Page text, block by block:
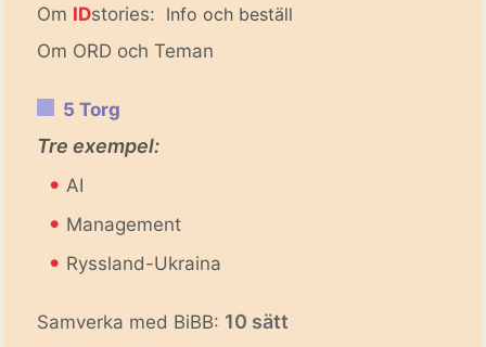
Om IDstories: Info och beställ
Om ORD och Teman
5 Torg
Tre exempel:
• AI
• Management
• Ryssland-Ukraina
Samverka med BiBB: 10 sätt